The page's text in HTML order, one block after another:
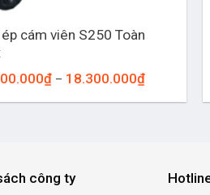
cám viên S250 Toàn
₫ – 18.300.000₫Khoảng
từ
công ty